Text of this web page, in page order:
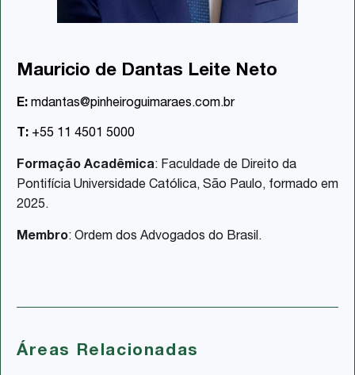
Mauricio de Dantas Leite Neto
E: mdantas@pinheiroguimaraes.com.br
T: +55 11 4501 5000
Formação Acadêmica: Faculdade de Direito da
Pontifícia Universidade Católica, São Paulo, formado em
2025.
Membro: Ordem dos Advogados do Brasil.
Áreas Relacionadas